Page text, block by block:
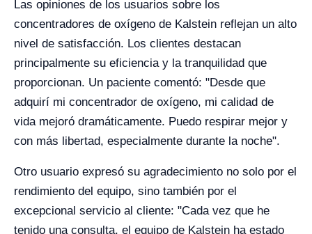
Las opiniones de los usuarios sobre los
concentradores de oxígeno de Kalstein reflejan un alto
nivel de satisfacción. Los clientes destacan
principalmente su eficiencia y la tranquilidad que
proporcionan. Un paciente comentó: "Desde que
adquirí mi concentrador de oxígeno, mi calidad de
vida mejoró dramáticamente. Puedo respirar mejor y
con más libertad, especialmente durante la noche".
Otro usuario expresó su agradecimiento no solo por el
rendimiento del equipo, sino también por el
excepcional servicio al cliente: "Cada vez que he
tenido una consulta, el equipo de Kalstein ha estado